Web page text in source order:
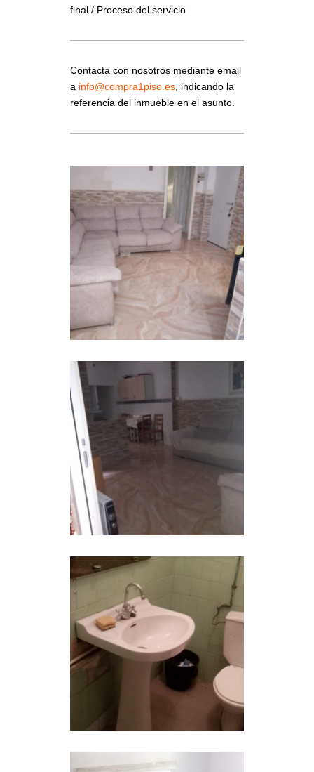
final / Proceso del servicio
Contacta con nosotros mediante email
a info@compra1piso.es , indicando la
referencia del inmueble en el asunto.